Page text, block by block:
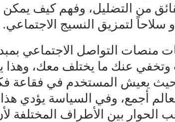
من التضليل، وفهم كيف يمكن
سلاحاً لتمزيق النسيج الاجتماعي.
منصات التواصل الاجتماعي بمبدأ
عنك ما يختلف معك، وهذا
يعيش المستخدم في فقاعة
أجمع، وفي السياسة يؤدي
الحوار بين الأطراف